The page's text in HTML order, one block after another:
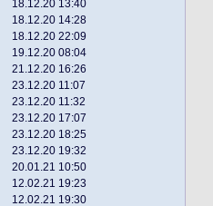
18.12.20 13:40
18.12.20 14:28
18.12.20 22:09
19.12.20 08:04
21.12.20 16:26
23.12.20 11:07
23.12.20 11:32
23.12.20 17:07
23.12.20 18:25
23.12.20 19:32
20.01.21 10:50
12.02.21 19:23
12.02.21 19:30